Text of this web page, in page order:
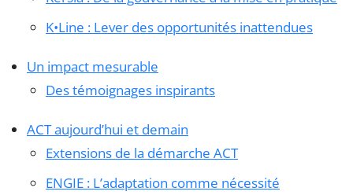
K•Line : Lever des opportunités inattendues
Un impact mesurable
Des témoignages inspirants
ACT aujourd’hui et demain
Extensions de la démarche ACT
ENGIE : L’adaptation comme nécessité